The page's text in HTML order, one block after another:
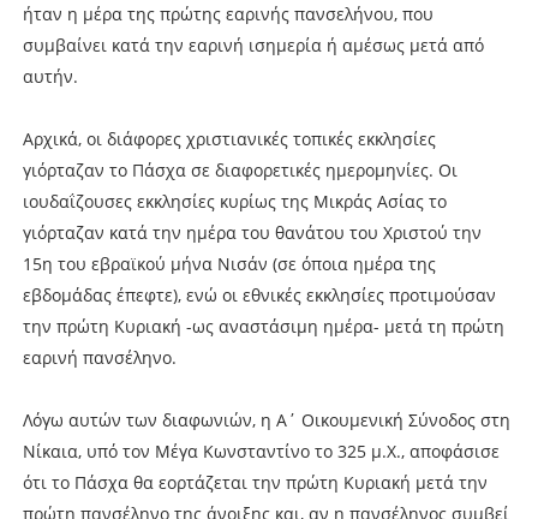
ήταν η μέρα της πρώτης εαρινής πανσελήνου, που
συμβαίνει κατά την εαρινή ισημερία ή αμέσως μετά από
αυτήν.
Αρχικά, οι διάφορες χριστιανικές τοπικές εκκλησίες
γιόρταζαν το Πάσχα σε διαφορετικές ημερομηνίες. Οι
ιουδαΐζουσες εκκλησίες κυρίως της Μικράς Ασίας το
γιόρταζαν κατά την ημέρα του θανάτου του Χριστού την
15η του εβραϊκού μήνα Νισάν (σε όποια ημέρα της
εβδομάδας έπεφτε), ενώ οι εθνικές εκκλησίες προτιμούσαν
την πρώτη Κυριακή -ως αναστάσιμη ημέρα- μετά τη πρώτη
εαρινή πανσέληνο.
Λόγω αυτών των διαφωνιών, η Α΄ Οικουμενική Σύνοδος στη
Νίκαια, υπό τον Μέγα Κωνσταντίνο το 325 μ.Χ., αποφάσισε
ότι το Πάσχα θα εορτάζεται την πρώτη Κυριακή μετά την
πρώτη πανσέληνο της άνοιξης και, αν η πανσέληνος συμβεί